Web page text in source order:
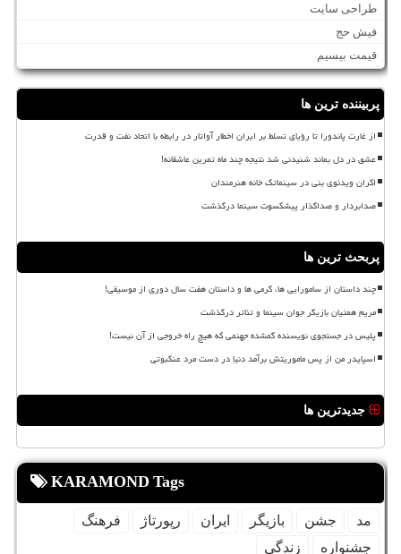
طراحی سایت
فیش حج
قیمت بیسیم
پربیننده ترین ها
از غارت پاندورا تا رؤیای تسلط بر ایران اخطار آواتار در رابطه با اتحاد نفت و قدرت
عشق در دل بماند شنیدنی شد نتیجه چند ماه تمرین عاشقانه!
اکران ویدئوی بنی در سینماتک خانه هنرمندان
صدابردار و صداگذار پیشکسوت سینما درگذشت
پربحث ترین ها
چند داستان از سامورایی ها، گرمی ها و داستان هفت سال دوری از موسیقی!
مریم همتیان بازیگر جوان سینما و تئاتر درگذشت
پلیس در جستجوی نویسنده گمشده جهنمی که هیچ راه خروجی از آن نیست!
اسپایدر من از پس ماموریتش برآمد دنیا در دست مرد عنکبوتی
جدیدترین ها
KARAMOND Tags
مد جشن بازیگر ایران رپورتاژ
فرهنگ
جشنواره
زندگی